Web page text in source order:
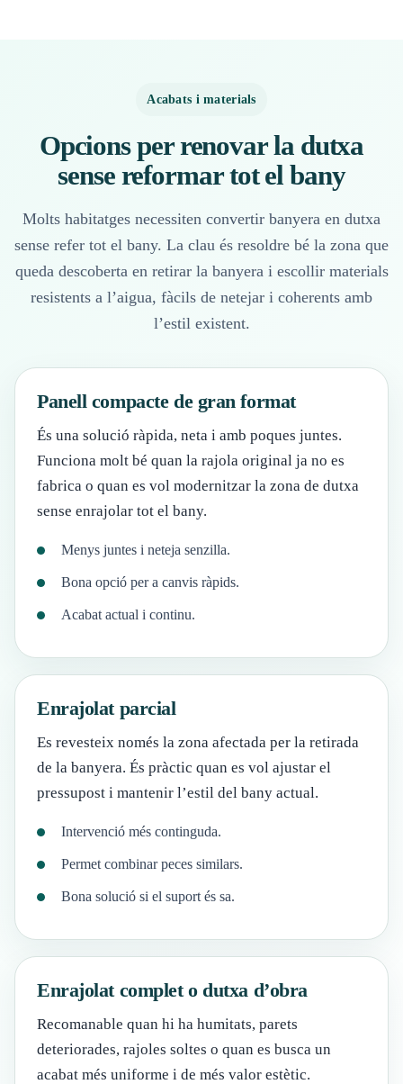
Acabats i materials
Opcions per renovar la dutxa
sense reformar tot el bany
Molts habitatges necessiten convertir banyera en dutxa
sense refer tot el bany. La clau és resoldre bé la zona que
queda descoberta en retirar la banyera i escollir materials
resistents a l’aigua, fàcils de netejar i coherents amb
l’estil existent.
Panell compacte de gran format
És una solució ràpida, neta i amb poques juntes.
Funciona molt bé quan la rajola original ja no es
fabrica o quan es vol modernitzar la zona de dutxa
sense enrajolar tot el bany.
Menys juntes i neteja senzilla.
Bona opció per a canvis ràpids.
Acabat actual i continu.
Enrajolat parcial
Es revesteix només la zona afectada per la retirada
de la banyera. És pràctic quan es vol ajustar el
pressupost i mantenir l’estil del bany actual.
Intervenció més continguda.
Permet combinar peces similars.
Bona solució si el suport és sa.
Enrajolat complet o dutxa d’obra
Recomanable quan hi ha humitats, parets
deteriorades, rajoles soltes o quan es busca un
acabat més uniforme i de més valor estètic.